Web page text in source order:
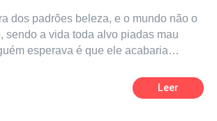
beleza, e o mundo não o
a vida toda alvo piadas mau
esperava é que ele acabaria
sua
em um dilema entre seguir
Leer